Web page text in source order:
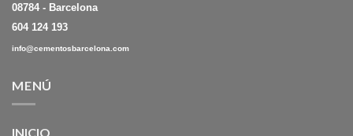
08784 - Barcelona
604 124 193
info@cementosbarcelona.com
MENÚ
INICIO